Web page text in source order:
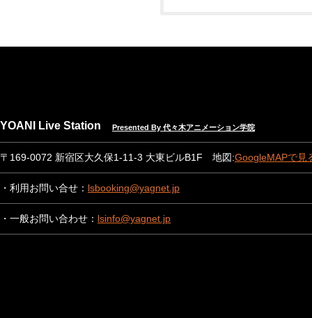
YOANI Live Station Presented By 代々木アニメーション学院
〒169-0072 新宿区大久保1-11-3 大東ビルB1F 地図:GoogleMAPで見
・利用お問い合せ： lsbooking@yagnet.jp
・一般お問い合わせ： lsinfo@yagnet.jp